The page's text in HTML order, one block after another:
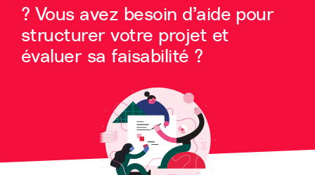
? Vous avez besoin d’aide pour
structurer votre projet et
évaluer sa faisabilité ?